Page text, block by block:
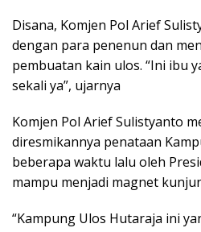
Disana, Komjen Pol Arief
dengan para penenun dan
pembuatan kain ulos. “Ini ibu
sekali ya”, ujarnya
Komjen Pol Arief Sulistyanto
diresmikannya penataan
beberapa waktu lalu oleh
mampu menjadi magnet
“Kampung Ulos Hutaraja ini